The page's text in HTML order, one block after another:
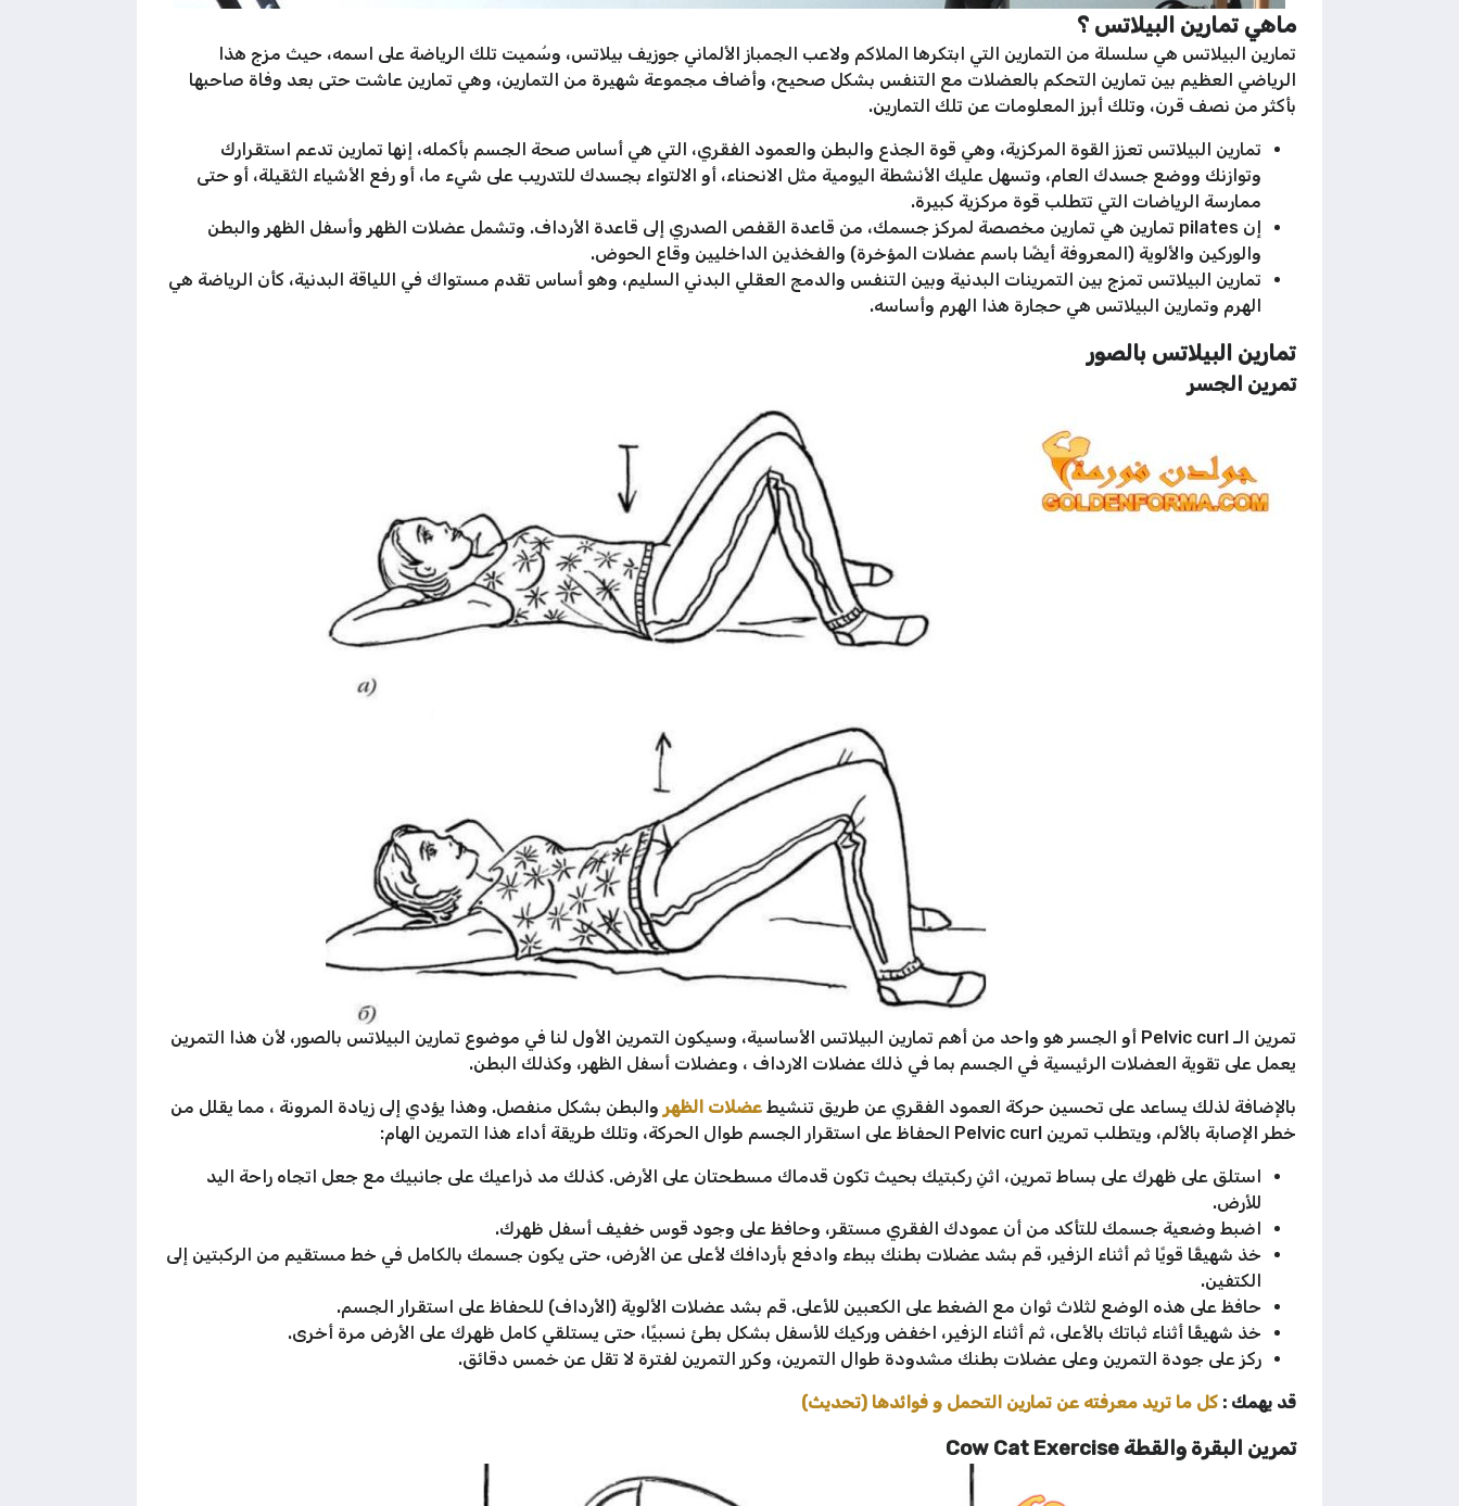
ماهي تمارين البيلاتس ؟
تمارين البيلاتس هي سلسلة من التمارين التي ابتكرها الملاكم ولاعب الجمباز الألماني جوزيف بيلاتس، وسُميت تلك الرياضة على اسمه، حيث مزج هذا
الرياضي العظيم بين تمارين التحكم بالعضلات مع التنفس بشكل صحيح، وأضاف مجموعة شهيرة من التمارين، وهي تمارين عاشت حتى بعد وفاة صاحبها
بأكثر من نصف قرن، وتلك أبرز المعلومات عن تلك التمارين.
تمارين البيلاتس تعزز القوة المركزية، وهي قوة الجذع والبطن والعمود الفقري، التي هي أساس صحة الجسم بأكمله، إنها تمارين تدعم استقرارك
وتوازنك ووضع جسدك العام، وتسهل عليك الأنشطة اليومية مثل الانحناء، أو الالتواء بجسدك للتدريب على شيء ما، أو رفع الأشياء الثقيلة، أو حتى
ممارسة الرياضات التي تتطلب قوة مركزية كبيرة.
إن pilates تمارين هي تمارين مخصصة لمركز جسمك، من قاعدة القفص الصدري إلى قاعدة الأرداف. وتشمل عضلات الظهر وأسفل الظهر والبطن
والوركين والألوية (المعروفة أيضًا باسم عضلات المؤخرة) والفخذين الداخليين وقاع الحوض.
تمارين البيلاتس تمزج بين التمرينات البدنية وبين التنفس والدمج العقلي البدني السليم، وهو أساس تقدم مستواك في اللياقة البدنية، كأن الرياضة هي
الهرم وتمارين البيلاتس هي حجارة هذا الهرم وأساسه.
تمارين البيلاتس بالصور
تمرين الجسر
تمرين الـ Pelvic curl أو الجسر هو واحد من أهم تمارين البيلاتس الأساسية، وسيكون التمرين الأول لنا في موضوع تمارين البيلاتس بالصور، لأن هذا التمرين
يعمل على تقوية العضلات الرئيسية في الجسم بما في ذلك عضلات الارداف ، وعضلات أسفل الظهر، وكذلك البطن.
بالإضافة لذلك يساعد على تحسين حركة العمود الفقري عن طريق تنشيط عضلات الظهر والبطن بشكل منفصل. وهذا يؤدي إلى زيادة المرونة ، مما يقلل من
خطر الإصابة بالألم، ويتطلب تمرين Pelvic curl الحفاظ على استقرار الجسم طوال الحركة، وتلك طريقة أداء هذا التمرين الهام:
استلق على ظهرك على بساط تمرين، اثنِ ركبتيك بحيث تكون قدماك مسطحتان على الأرض. كذلك مد ذراعيك على جانبيك مع جعل اتجاه راحة اليد
للأرض.
اضبط وضعية جسمك للتأكد من أن عمودك الفقري مستقر، وحافظ على وجود قوس خفيف أسفل ظهرك.
خذ شهيقًا قويًا ثم أثناء الزفير، قم بشد عضلات بطنك ببطء وادفع بأردافك لأعلى عن الأرض، حتى يكون جسمك بالكامل في خط مستقيم من الركبتين إلى
الكتفين.
حافظ على هذه الوضع لثلاث ثوان مع الضغط على الكعبين للأعلى. قم بشد عضلات الألوية (الأرداف) للحفاظ على استقرار الجسم.
خذ شهيقًا أثناء ثباتك بالأعلى، ثم أثناء الزفير، اخفض وركيك للأسفل بشكل بطئ نسبيًا، حتى يستلقي كامل ظهرك على الأرض مرة أخرى.
ركز على جودة التمرين وعلى عضلات بطنك مشدودة طوال التمرين، وكرر التمرين لفترة لا تقل عن خمس دقائق.
قد يهمك : كل ما تريد معرفته عن تمارين التحمل و فوائدها (تحديث)
تمرين البقرة والقطة Cow Cat Exercise